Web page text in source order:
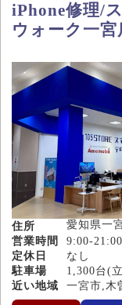
iPhone修理/
ウォーク一宮
住所
愛知県一
営業時間
9:00-21:00
定休日
なし
駐車場
1,300台(
近い地域
一宮市,木